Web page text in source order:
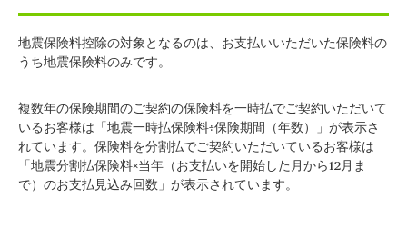
地震保険料控除の対象となるのは、お支払いいただいた保険料の
うち地震保険料のみです。
複数年の保険期間のご契約の保険料を一時払でご契約いただいて
いるお客様は「地震一時払保険料÷保険期間（年数）」が表示さ
れています。保険料を分割払でご契約いただいているお客様は
「地震分割払保険料×当年（お支払いを開始した月から12月ま
で）のお支払見込み回数」が表示されています。